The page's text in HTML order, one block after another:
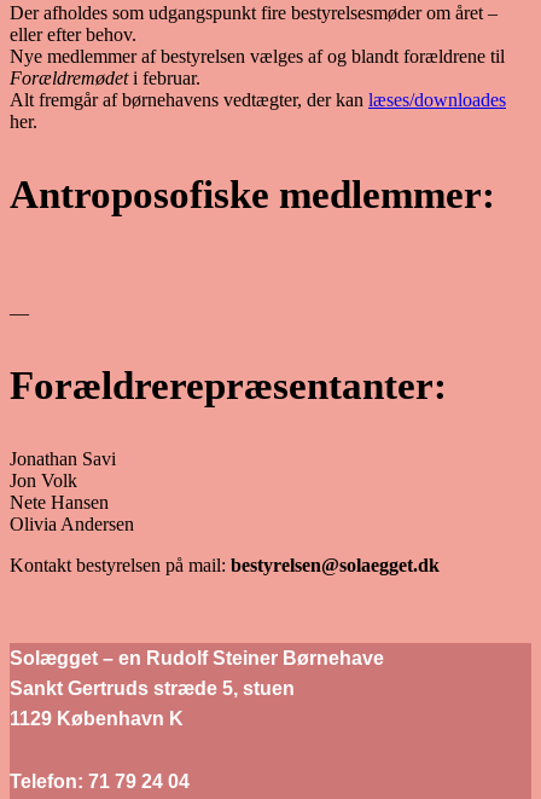
Der afholdes som udgangspunkt fire bestyrelsesmøder om året –
eller efter behov.
Nye medlemmer af bestyrelsen vælges af og blandt forældrene til
Forældremødeti februar.
Alt fremgår af børnehavens vedtægter, der kan læses/downloades
her.
Antroposofiske medlemmer:
—
Forældrerepræsentanter:
Jonathan Savi
Jon Volk
Nete Hansen
Olivia Andersen
Kontakt bestyrelsen på mail: bestyrelsen@solaegget.dk
Solægget – en Rudolf Steiner Børnehave
Sankt Gertruds stræde 5, stuen
1129 København K
Telefon: 71 79 24 04